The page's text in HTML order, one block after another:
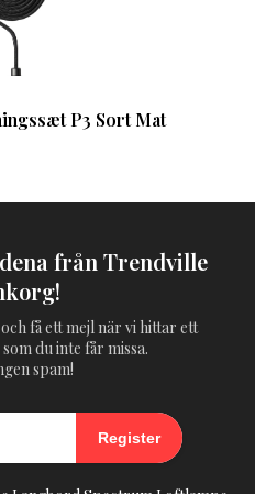
P3 Sort Mat
från Trendville
få ett mejl när vi hittar ett
du inte får missa.
spam!
Register